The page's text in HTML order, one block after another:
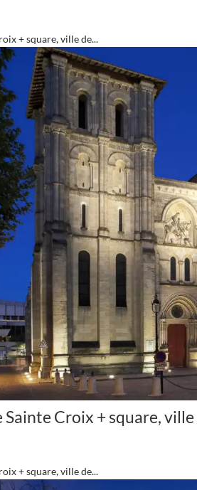
+ square, ville de...
Sainte Croix + square,
+ square, ville de...